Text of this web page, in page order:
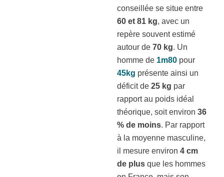
conseillée se situe entre
60 et 81 kg, avec un
repère souvent estimé
autour de 70 kg. Un
homme de 1m80 pour
45kg présente ainsi un
déficit de 25 kg par
rapport au poids idéal
théorique, soit environ 36
% de moins. Par rapport
à la moyenne masculine,
il mesure environ 4 cm
de plus que les hommes